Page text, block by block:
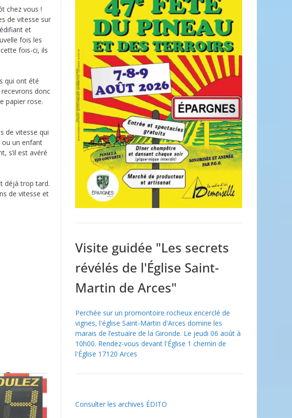
chez vous !
de vitesse sur
et
fois les
fois-ci, ils
qui ont été
donc
papier rose.
de vitesse qui
un enfant
s’il est avéré
déjà trop tard.
de vitesse et
Visite guidée "Les secrets
révélés de l'Église Saint-
Martin de Arces"
Perchée sur un promontoire rocheux encerclé de
vignes, l'église Saint-Martin d'Arces domine les
marais de l’estuaire de la Gironde. Le jeudi 06 août à
10h00. Rendez-vous devant l'Église 1 chemin de
l'Église 17120 Arces
Consulter les archives ÉDITO